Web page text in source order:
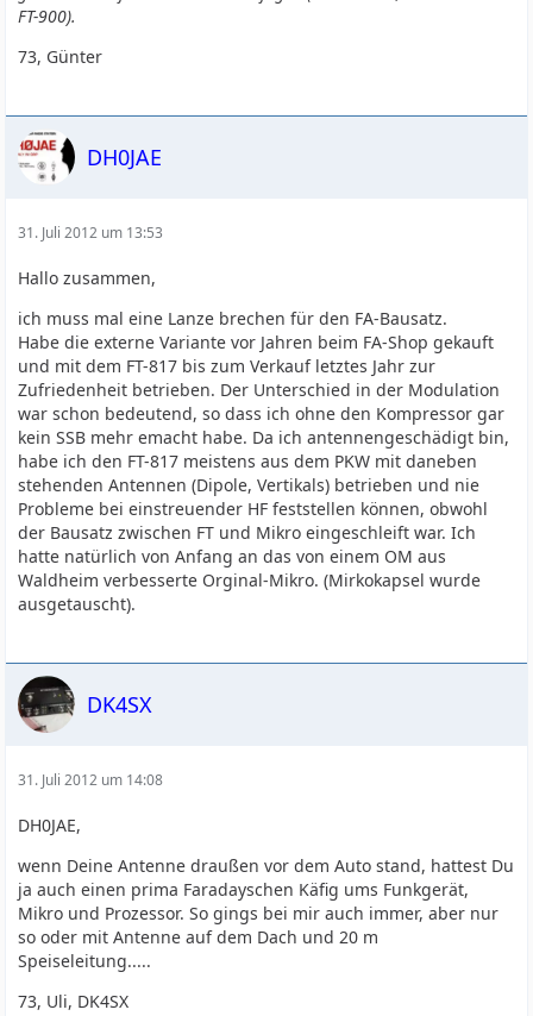
FT-900).
73, Günter
DH0JAE
31. Juli 2012 um 13:53
Hallo zusammen,
ich muss mal eine Lanze brechen für den FA-Bausatz.
Habe die externe Variante vor Jahren beim FA-Shop gekauft
und mit dem FT-817 bis zum Verkauf letztes Jahr zur
Zufriedenheit betrieben. Der Unterschied in der Modulation
war schon bedeutend, so dass ich ohne den Kompressor gar
kein SSB mehr emacht habe. Da ich antennengeschädigt bin,
habe ich den FT-817 meistens aus dem PKW mit daneben
stehenden Antennen (Dipole, Vertikals) betrieben und nie
Probleme bei einstreuender HF feststellen können, obwohl
der Bausatz zwischen FT und Mikro eingeschleift war. Ich
hatte natürlich von Anfang an das von einem OM aus
Waldheim verbesserte Orginal-Mikro. (Mirkokapsel wurde
ausgetauscht).
DK4SX
31. Juli 2012 um 14:08
DH0JAE,
wenn Deine Antenne draußen vor dem Auto stand, hattest Du
ja auch einen prima Faradayschen Käfig ums Funkgerät,
Mikro und Prozessor. So gings bei mir auch immer, aber nur
so oder mit Antenne auf dem Dach und 20 m
Speiseleitung.....
73, Uli, DK4SX